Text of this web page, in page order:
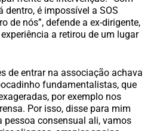
dentro, é impossível a SOS
de nós”, defende a ex-dirigente,
a retirou de um lugar
de entrar na associação achava
fundamentalistas, que
por exemplo nos
Por isso, disse para mim
pessoa consensual ali, vamos